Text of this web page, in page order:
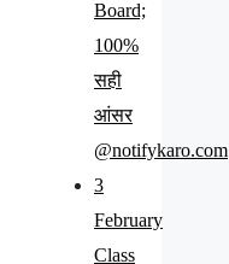
Board;
100%
सही
आंसर
@notifykaro.com
3
February
Class